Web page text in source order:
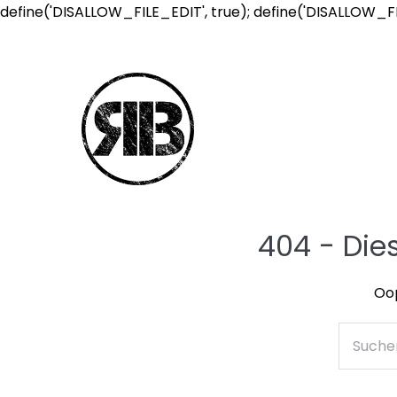
define('DISALLOW_FILE_EDIT', true);
404 -
nach: